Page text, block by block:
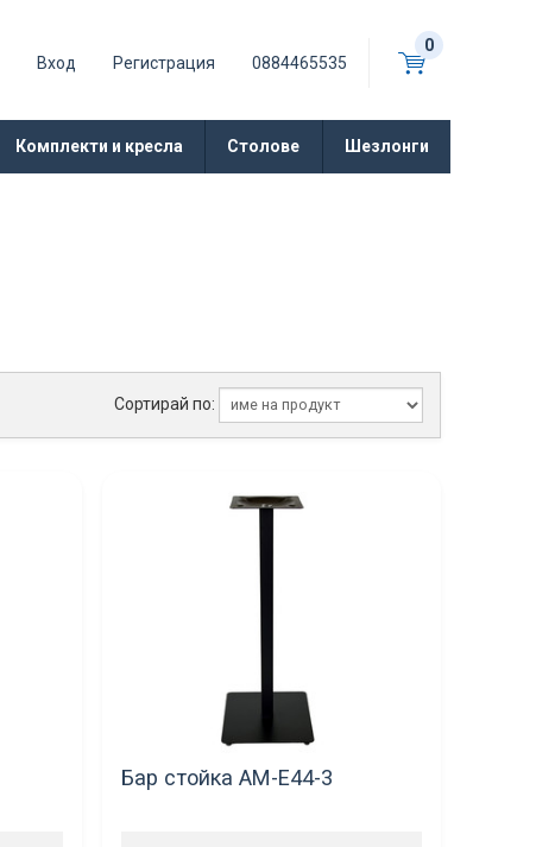
0
Вход Регистрация 0884465535
Комплекти и кресла Столове Шезлонги
Сортирай по:
Бар стойка AM-Е44-3